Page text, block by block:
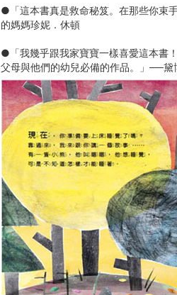
●「這本書真是救命秘笈。在那些你束
的媽媽珍妮．休頓
●「我幾乎跟我家寶寶一樣喜愛這本書
父母與他們的幼兒必備的作品。」──